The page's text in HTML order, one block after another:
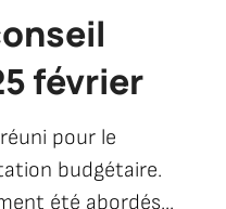
février
pour le
budgétaire.
été abordés...